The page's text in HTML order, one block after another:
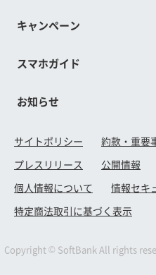
キャンペーン
スマホガイド
お知らせ
サイトポリシー 約款・重要
プレスリリース
公開情報
個人情報について
情報セキ
特定商法取引に基づく表示
Copyright © SoftBank All rights